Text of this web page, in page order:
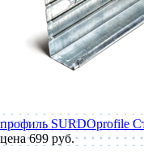
профиль SURDOprofile
цена 699 руб.